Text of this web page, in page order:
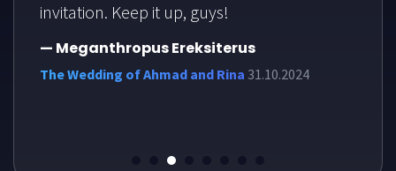
invitation. Keep it up, guys!
— Meganthropus Ereksiterus
The Wedding of Ahmad and Rina 31.10.2024